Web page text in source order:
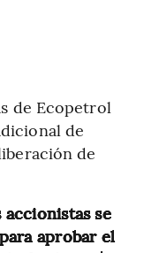
de Ecopetrol
de
de
se
aprobar el